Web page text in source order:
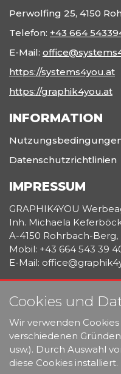
Perwolfing 25, 4150
Telefon: +43 664
E-Mail:
https://systems4you.at
https://graphik4you.at
INFORMATION
Datenschutzrichtlinien
IMPRESSUM
GRAPHIK4YOU
Inh. Michaela
A-4150 Rohrbach-
Mobil: +43 664 543 39
E-Mail:
DRUCKMANAGEMENT
PROMOTIONARTIKEL &
MOBILE
www.graphik4you.at
www.promotion4you.at
Cookies und
Wir verwenden
verschiedenen
usw.). Durch Auswahl
diese Cookies installiert.